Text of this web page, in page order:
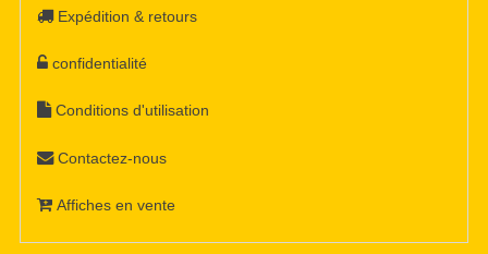
Expédition & retours
confidentialité
Conditions d'utilisation
Contactez-nous
Affiches en vente